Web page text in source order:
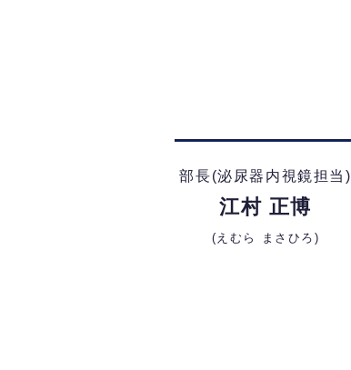
部長(泌尿器内視鏡担当)
江村 正博
(えむら まさひろ)